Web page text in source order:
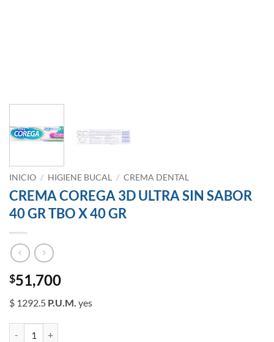
INICIO / HIGIENE BUCAL / CREMA DENTAL
CREMA COREGA 3D ULTRA SIN SABOR
40 GR TBO X 40 GR
$51,700
$ 1292.5 P.U.M. yes